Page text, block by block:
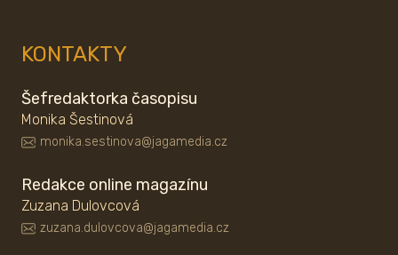
KONTAKTY
Šefredaktorka časopisu
Monika Šestinová
monika.sestinova@jagamedia.cz
Redakce online magazínu
Zuzana Dulovcová
zuzana.dulovcova@jagamedia.cz